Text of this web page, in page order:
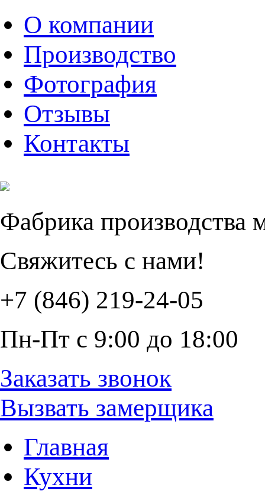
О компании
Производство
Фотография
Отзывы
Контакты
Фабрика производства
Свяжитесь с нами!
+7 (846) 219-24-05
Пн-Пт с 9:00 до 18:00
Заказать звонок
Вызвать замерщика
Главная
Кухни